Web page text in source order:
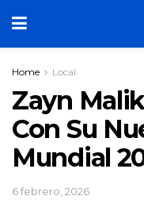
Home Local
Zayn
Con Su
Mundial
6 febrero, 2026